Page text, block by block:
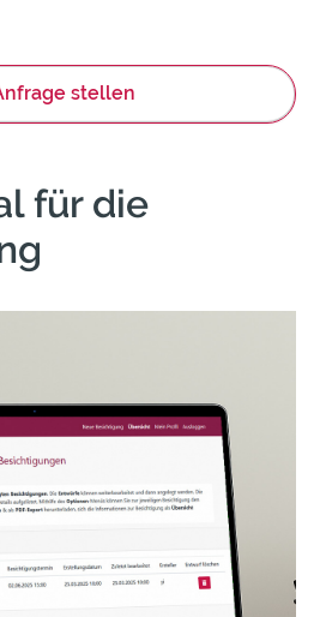
stellen
für die